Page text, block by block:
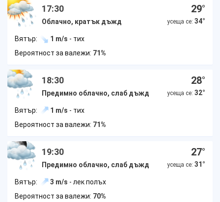
17:30
Облачно, кратък дъжд
29°
усеща се: 34°
Вятър: 1 m/s - тих
Вероятност за валежи: 71%
18:30
Предимно облачно, слаб дъжд
28°
усеща се: 32°
Вятър: 1 m/s - тих
Вероятност за валежи: 71%
19:30
Предимно облачно, слаб дъжд
27°
усеща се: 31 °
Вятър: 3 m/s - лек полъх
Вероятност за валежи: 70%